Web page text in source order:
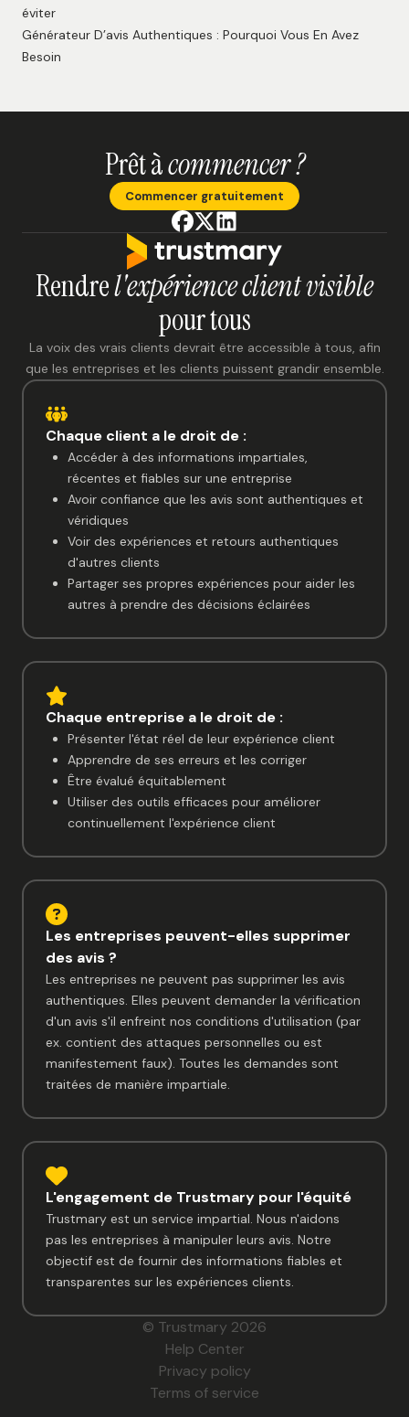
éviter
Générateur D’avis Authentiques : Pourquoi Vous En Avez
Besoin
Prêt àcommencer ?
Commencer gratuitement
Rendrel'expérience client visible
pour tous
La voix des vrais clients devrait être accessible à tous, afin
que les entreprises et les clients puissent grandir ensemble.
Chaque client a le droit de :
Accéder à des informations impartiales,
récentes et fiables sur une entreprise
Avoir confiance que les avis sont authentiques et
véridiques
Voir des expériences et retours authentiques
d'autres clients
Partager ses propres expériences pour aider les
autres à prendre des décisions éclairées
Chaque entreprise a le droit de :
Présenter l'état réel de leur expérience client
Apprendre de ses erreurs et les corriger
Être évalué équitablement
Utiliser des outils efficaces pour améliorer
continuellement l'expérience client
Les entreprises peuvent-elles supprimer
des avis ?
Les entreprises ne peuvent pas supprimer les avis
authentiques. Elles peuvent demander la vérification
d'un avis s'il enfreint nos conditions d'utilisation (par
ex. contient des attaques personnelles ou est
manifestement faux). Toutes les demandes sont
traitées de manière impartiale.
L'engagement de Trustmary pour l'équité
Trustmary est un service impartial. Nous n'aidons
pas les entreprises à manipuler leurs avis. Notre
objectif est de fournir des informations fiables et
transparentes sur les expériences clients.
© Trustmary 2026
Help Center
Privacy policy
Terms of service